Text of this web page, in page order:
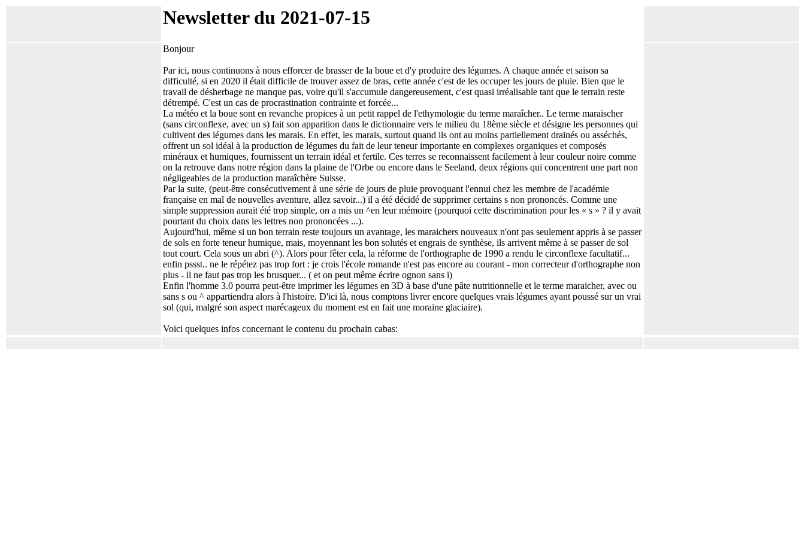
Newsletter du 2021-07-15
Bonjour
Par ici, nous continuons à nous efforcer de brasser de la boue et d'y produire des légumes. A chaque année et saison sa
difficulté, si en 2020 il était difficile de trouver assez de bras, cette année c'est de les occuper les jours de pluie. Bien que le
travail de désherbage ne manque pas, voire qu'il s'accumule dangereusement, c'est quasi irréalisable tant que le terrain reste
détrempé. C'est un cas de procrastination contrainte et forcée...
La météo et la boue sont en revanche propices à un petit rappel de l'ethymologie du terme maraîcher.. Le terme maraischer
(sans circonflexe, avec un s) fait son apparition dans le dictionnaire vers le milieu du 18ème siècle et désigne les personnes qui
cultivent des légumes dans les marais. En effet, les marais, surtout quand ils ont au moins partiellement drainés ou asséchés,
offrent un sol idéal à la production de légumes du fait de leur teneur importante en complexes organiques et composés
minéraux et humiques, fournissent un terrain idéal et fertile. Ces terres se reconnaissent facilement à leur couleur noire comme
on la retrouve dans notre région dans la plaine de l'Orbe ou encore dans le Seeland, deux régions qui concentrent une part non
négligeables de la production maraîchère Suisse.
Par la suite, (peut-être consécutivement à une série de jours de pluie provoquant l'ennui chez les membre de l'académie
française en mal de nouvelles aventure, allez savoir...) il a été décidé de supprimer certains s non prononcés. Comme une
simple suppression aurait été trop simple, on a mis un ^en leur mémoire (pourquoi cette discrimination pour les « s » ? il y avait
pourtant du choix dans les lettres non prononcées ...).
Aujourd'hui, même si un bon terrain reste toujours un avantage, les maraichers nouveaux n'ont pas seulement appris à se passer
de sols en forte teneur humique, mais, moyennant les bon solutés et engrais de synthèse, ils arrivent même à se passer de sol
tout court. Cela sous un abri (^). Alors pour fêter cela, la réforme de l'orthographe de 1990 a rendu le circonflexe facultatif...
enfin pssst.. ne le répétez pas trop fort : je crois l'école romande n'est pas encore au courant - mon correcteur d'orthographe non
plus - il ne faut pas trop les brusquer... ( et on peut même écrire ognon sans i)
Enfin l'homme 3.0 pourra peut-être imprimer les légumes en 3D à base d'une pâte nutritionnelle et le terme maraicher, avec ou
sans s ou ^ appartiendra alors à l'histoire. D'ici là, nous comptons livrer encore quelques vrais légumes ayant poussé sur un vrai
sol (qui, malgré son aspect marécageux du moment est en fait une moraine glaciaire).
Voici quelques infos concernant le contenu du prochain cabas: